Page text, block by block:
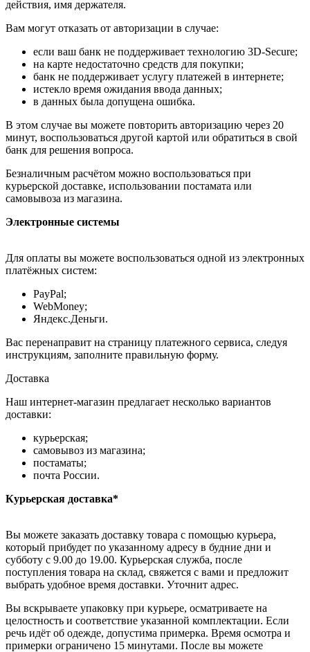
действия, имя держателя.
Вам могут отказать от авторизации в случае:
если ваш банк не поддерживает технологию 3D-Secure;
на карте недостаточно средств для покупки;
банк не поддерживает услугу платежей в интернете;
истекло время ожидания ввода данных;
в данных была допущена ошибка.
В этом случае вы можете повторить авторизацию через 20
минут, воспользоваться другой картой или обратиться в свой
банк для решения вопроса.
Безналичным расчётом можно воспользоваться при
курьерской доставке, использовании постамата или
самовывоза из магазина.
Электронные системы
Для оплаты вы можете воспользоваться одной из электронных
платёжных систем:
PayPal;
WebMoney;
Яндекс.Деньги.
Вас перенаправит на страницу платежного сервиса, следуя
инструкциям, заполните правильную форму.
Доставка
Наш интернет-магазин предлагает несколько вариантов
доставки:
курьерская;
самовывоз из магазина;
постаматы;
почта России.
Курьерская доставка*
Вы можете заказать доставку товара с помощью курьера,
который прибудет по указанному адресу в будние дни и
субботу с 9.00 до 19.00. Курьерская служба, после
поступления товара на склад, свяжется с вами и предложит
выбрать удобное время доставки. Уточнит адрес.
Вы вскрываете упаковку при курьере, осматриваете на
целостность и соответствие указанной комплектации. Если
речь идёт об одежде, допустима примерка. Время осмотра и
примерки ограничено 15 минутами. После вы можете